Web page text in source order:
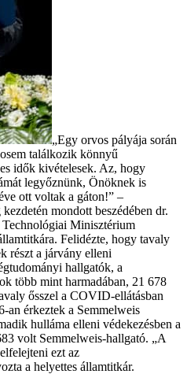
„Egy orvos pályája során
találkozik könnyű
idők kivételesek. Az, hogy
legyőznünk, Önöknek is
ott voltak a gáton!” –
mondott beszédében dr.
Minisztérium
Felidézte, hogy tavaly
részt a járvány elleni
hallgatók, a
több mint harmadában, 21 678
ősszel a COVID-ellátásban
an érkeztek a Semmelweis
hulláma elleni védekezésben a
volt Semmelweis-hallgató. „A
ezt az
a helyettes államtitkár.